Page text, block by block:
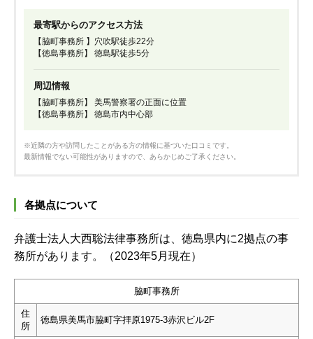
最寄駅からのアクセス方法
【脇町事務所 】穴吹駅徒歩22分
【徳島事務所】 徳島駅徒歩5分
周辺情報
【脇町事務所】 美馬警察署の正面に位置
【徳島事務所】 徳島市内中心部
※近隣の方や訪問したことがある方の情報に基づいた口コミです。
最新情報でない可能性がありますので、あらかじめご了承ください。
各拠点について
弁護士法人大西聡法律事務所は、徳島県内に2拠点の事
務所があります。（2023年5月現在）
脇町事務所
住
所
徳島県美馬市脇町字拝原1975-3赤沢ビル2F